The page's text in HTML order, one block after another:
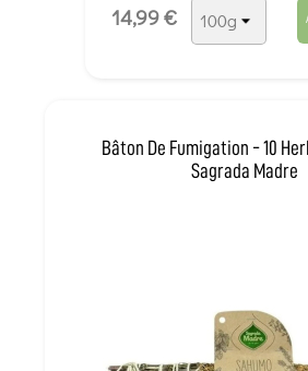
14,99 €
Bâton De Fumigation - 10
Sagrada Madre